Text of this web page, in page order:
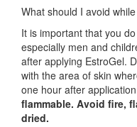
What should I avoid
It is important that you
especially men and
after applying EstroGel.
with the area of skin
one hour after
flammable. Avoid fire,
dried.